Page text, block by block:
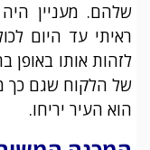
שלהם. מעניין
ראיתי עד היום
לזהות אותו באופן
של הלקוח שגם כך
הוא העיר יריחו.